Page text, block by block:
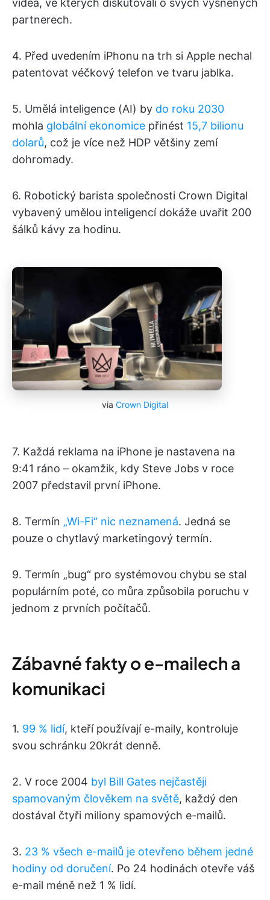
videa, ve kterých diskutovali o svých vysněných
partnerech.
4. Před uvedením iPhonu na trh si Apple nechal
patentovat véčkový telefon ve tvaru jablka.
5. Umělá inteligence (AI) by do roku 2030
mohla globální ekonomice přinést 15,7 bilionu
dolarů, což je více než HDP většiny zemí
dohromady.
6. Robotický barista společnosti Crown Digital
vybavený umělou inteligencí dokáže uvařit 200
šálků kávy za hodinu.
via Crown Digital
7. Každá reklama na iPhone je nastavena na
9:41 ráno – okamžik, kdy Steve Jobs v roce
2007 představil první iPhone.
8. Termín „Wi-Fi“ nic neznamená. Jedná se
pouze o chytlavý marketingový termín.
9. Termín „bug“ pro systémovou chybu se stal
populárním poté, co můra způsobila poruchu v
jednom z prvních počítačů.
Zábavné fakty o e-mailech a
komunikaci
1. 99 % lidí, kteří používají e-maily, kontroluje
svou schránku 20krát denně.
2. V roce 2004 byl Bill Gates nejčastěji
spamovaným člověkem na světě, každý den
dostával čtyři miliony spamových e-mailů.
3. 23 % všech e-mailů je otevřeno během jedné
hodiny od doručení. Po 24 hodinách otevře váš
e-mail méně než 1 % lidí.